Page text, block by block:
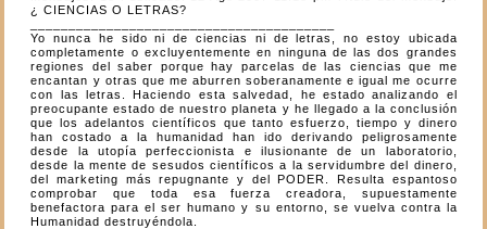
¿ CIENCIAS O LETRAS?
Yo nunca he sido ni de ciencias ni de letras, no estoy ubicada
completamente o excluyentemente en ninguna de las dos grandes
regiones del saber porque hay parcelas de las ciencias que me
encantan y otras que me aburren soberanamente e igual me ocurre
con las letras. Haciendo esta salvedad, he estado analizando el
preocupante estado de nuestro planeta y he llegado a la conclusión
que los adelantos científicos que tanto esfuerzo, tiempo y dinero
han costado a la humanidad han ido derivando peligrosamente
desde la utopía perfeccionista e ilusionante de un laboratorio,
desde la mente de sesudos científicos a la servidumbre del dinero,
del marketing más repugnante y del PODER. Resulta espantoso
comprobar que toda esa fuerza creadora, supuestamente
benefactora para el ser humano y su entorno, se vuelva contra la
Humanidad destruyéndola.